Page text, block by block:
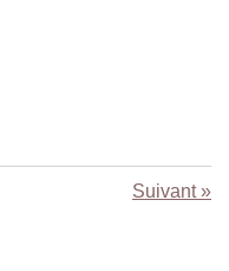
Suivant»